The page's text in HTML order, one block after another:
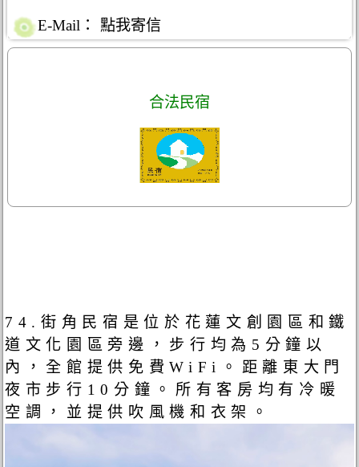
E-Mail： 點我寄信
合法民宿
74.街角民宿是位於花蓮文創園區和鐵
道文化園區旁邊，步行均為5分鐘以
內，全館提供免費WiFi。距離東大門
夜市步行10分鐘。所有客房均有冷暖
空調，並提供吹風機和衣架。